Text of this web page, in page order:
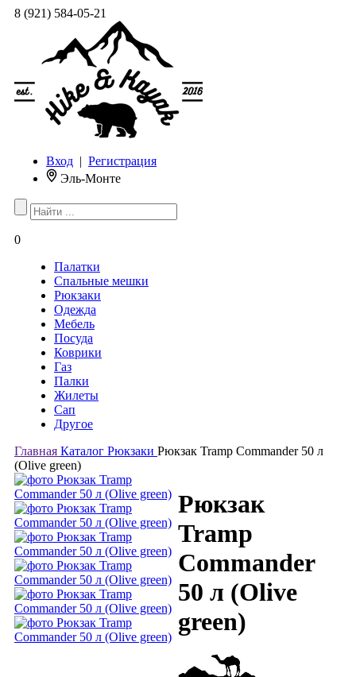
8 (921) 584-05-21
Вход | Регистрация
Эль-Монте
0
Палатки
Спальные мешки
Рюкзаки
Одежда
Мебель
Посуда
Коврики
Газ
Палки
Жилеты
Сап
Другое
Главная Каталог Рюкзаки Рюкзак Tramp Commander 50 л
(Olive green)
Рюкзак
Tramp
Commander
50 л (Olive
green)